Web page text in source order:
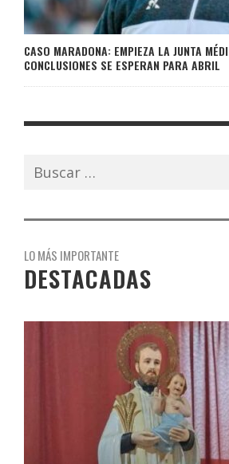
CASO MARADONA: EMPIEZA LA JUNTA
CONCLUSIONES SE ESPERAN PARA ABRIL
Buscar:
LO MÁS IMPORTANTE
DESTACADAS